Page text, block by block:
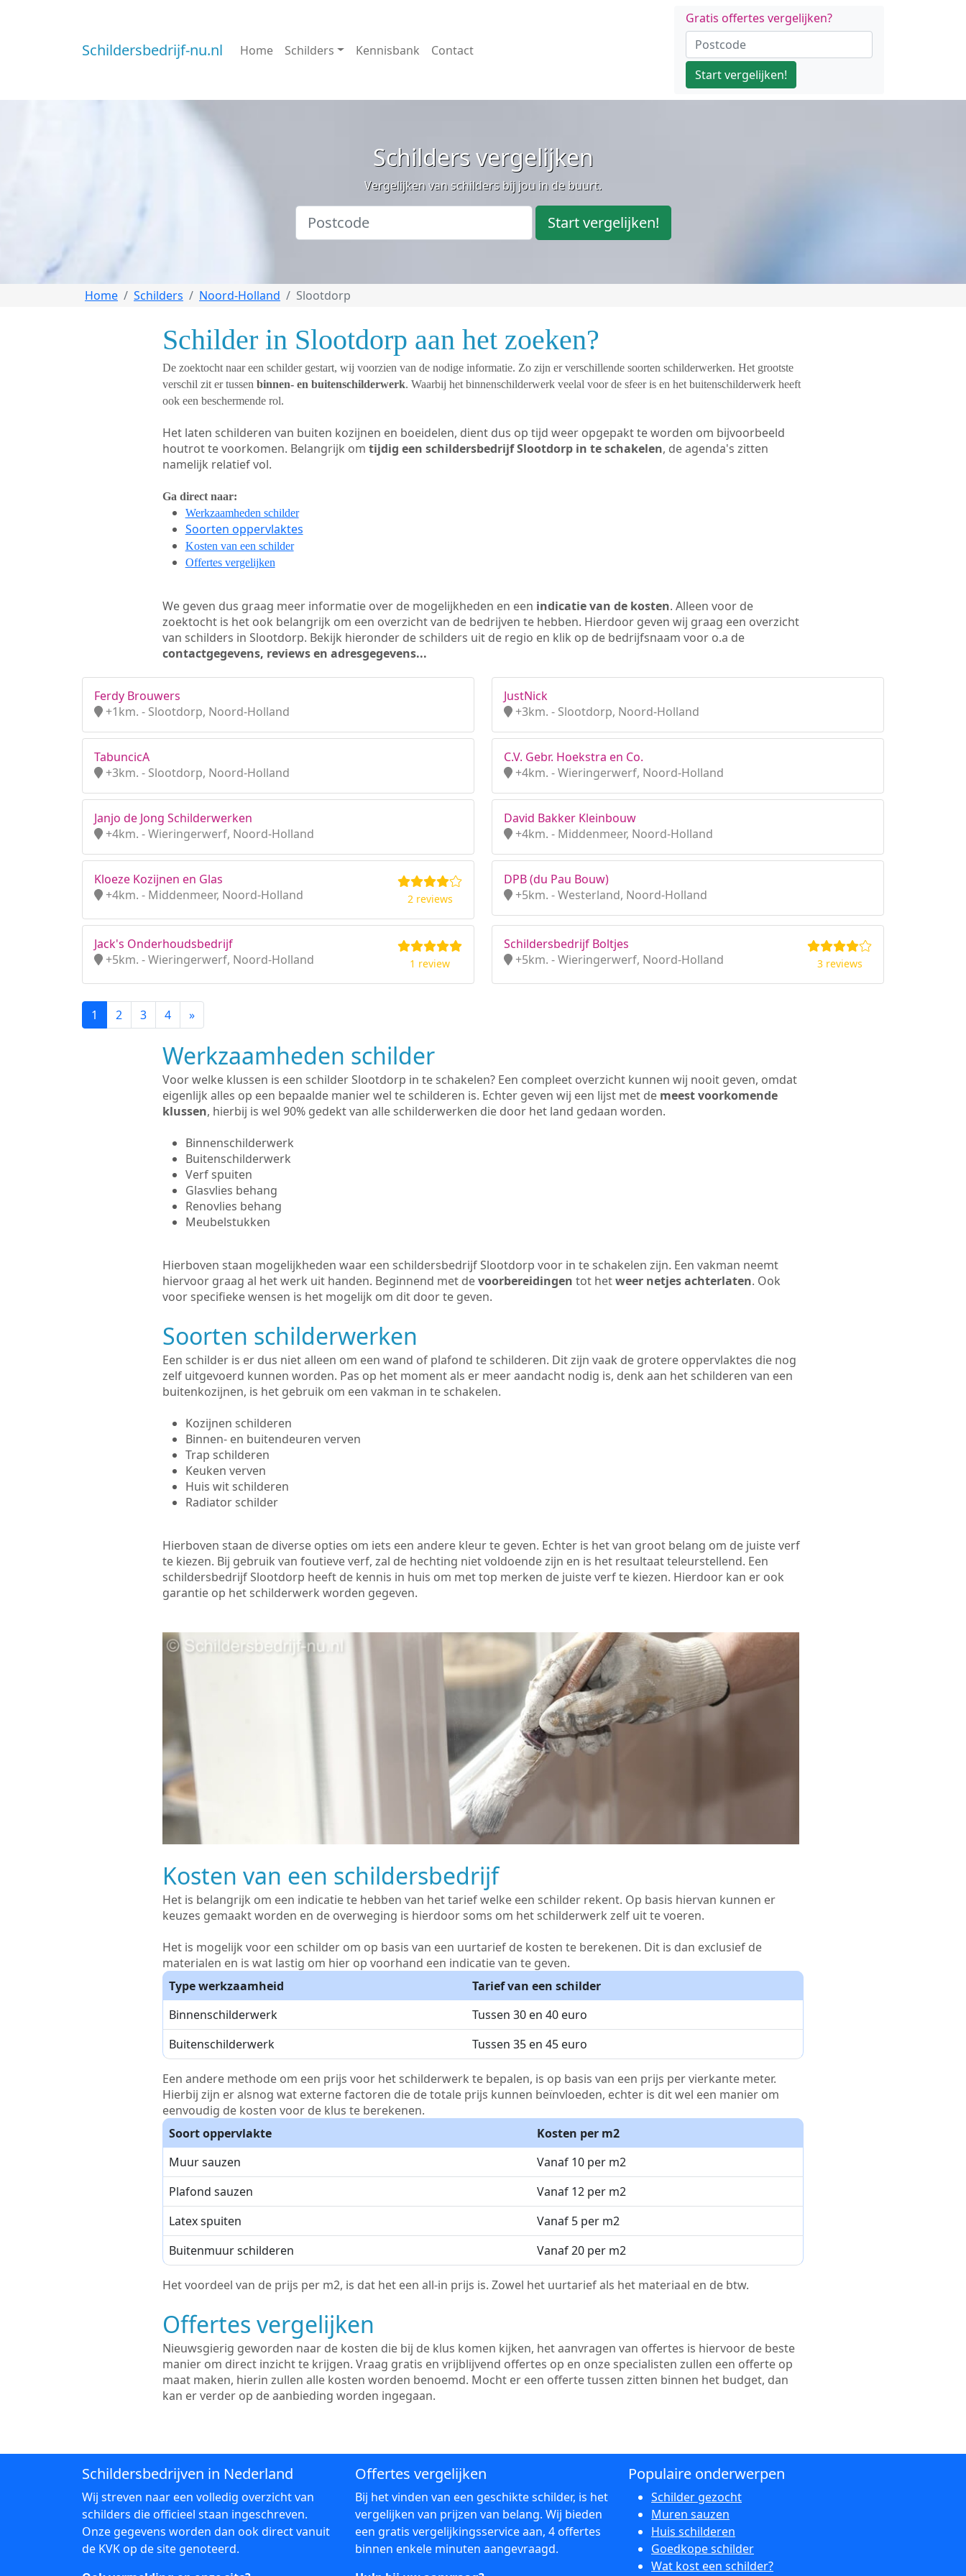
Schildersbedrijf-nu.nl Home Schilders Kennisbank Contact
Gratis offertes vergelijken?
Start vergelijken!
Schilders vergelijken
Vergelijken van schilders bij jou in de buurt.
Start vergelijken!
Home Schilders Noord-Holland Slootdorp
Schilder in Slootdorp aan het zoeken?
De zoektocht naar een schilder gestart, wij voorzien van de nodige informatie. Zo zijn er verschillende soorten schilderwerken. Het grootste
verschil zit er tussen binnen- en buitenschilderwerk. Waarbij het binnenschilderwerk veelal voor de sfeer is en het buitenschilderwerk heeft
ook een beschermende rol.
Het laten schilderen van buiten kozijnen en boeidelen, dient dus op tijd weer opgepakt te worden om bijvoorbeeld
houtrot te voorkomen. Belangrijk om tijdig een schildersbedrijf Slootdorp in te schakelen, de agenda's zitten
namelijk relatief vol.
Ga direct naar:
Werkzaamheden schilder
Soorten oppervlaktes
Kosten van een schilder
Offertes vergelijken
We geven dus graag meer informatie over de mogelijkheden en een indicatie van de kosten. Alleen voor de
zoektocht is het ook belangrijk om een overzicht van de bedrijven te hebben. Hierdoor geven wij graag een overzicht
van schilders in Slootdorp. Bekijk hieronder de schilders uit de regio en klik op de bedrijfsnaam voor o.a de
contactgegevens, reviews en adresgegevens...
Ferdy Brouwers
+1km. - Slootdorp, Noord-Holland
JustNick
+3km. - Slootdorp, Noord-Holland
TabuncicA
+3km. - Slootdorp, Noord-Holland
C.V. Gebr. Hoekstra en Co.
+4km. - Wieringerwerf, Noord-Holland
Janjo de Jong Schilderwerken
+4km. - Wieringerwerf, Noord-Holland
David Bakker Kleinbouw
+4km. - Middenmeer, Noord-Holland
Kloeze Kozijnen en Glas
+4km. - Middenmeer, Noord-Holland
2 reviews
DPB (du Pau Bouw)
+5km. - Westerland, Noord-Holland
Jack's Onderhoudsbedrijf
+5km. - Wieringerwerf, Noord-Holland
1 review
Schildersbedrijf Boltjes
+5km. - Wieringerwerf, Noord-Holland
3 reviews
1 2 3 4 »
Werkzaamheden schilder
Voor welke klussen is een schilder Slootdorp in te schakelen? Een compleet overzicht kunnen wij nooit geven, omdat
eigenlijk alles op een bepaalde manier wel te schilderen is. Echter geven wij een lijst met de meest voorkomende
klussen, hierbij is wel 90% gedekt van alle schilderwerken die door het land gedaan worden.
Binnenschilderwerk
Buitenschilderwerk
Verf spuiten
Glasvlies behang
Renovlies behang
Meubelstukken
Hierboven staan mogelijkheden waar een schildersbedrijf Slootdorp voor in te schakelen zijn. Een vakman neemt
hiervoor graag al het werk uit handen. Beginnend met devoorbereidingen tot hetweer netjes achterlaten. Ook
voor specifieke wensen is het mogelijk om dit door te geven.
Soorten schilderwerken
Een schilder is er dus niet alleen om een wand of plafond te schilderen. Dit zijn vaak de grotere oppervlaktes die nog
zelf uitgevoerd kunnen worden. Pas op het moment als er meer aandacht nodig is, denk aan het schilderen van een
buitenkozijnen, is het gebruik om een vakman in te schakelen.
Kozijnen schilderen
Binnen- en buitendeuren verven
Trap schilderen
Keuken verven
Huis wit schilderen
Radiator schilder
Hierboven staan de diverse opties om iets een andere kleur te geven. Echter is het van groot belang om de juiste verf
te kiezen. Bij gebruik van foutieve verf, zal de hechting niet voldoende zijn en is het resultaat teleurstellend. Een
schildersbedrijf Slootdorp heeft de kennis in huis om met top merken de juiste verf te kiezen. Hierdoor kan er ook
garantie op het schilderwerk worden gegeven.
Kosten van een schildersbedrijf
Het is belangrijk om een indicatie te hebben van het tarief welke een schilder rekent. Op basis hiervan kunnen er
keuzes gemaakt worden en de overweging is hierdoor soms om het schilderwerk zelf uit te voeren.
Het is mogelijk voor een schilder om op basis van een uurtarief de kosten te berekenen. Dit is dan exclusief de
materialen en is wat lastig om hier op voorhand een indicatie van te geven.
Type werkzaamheid
Tarief van een schilder
Binnenschilderwerk
Tussen 30 en 40 euro
Buitenschilderwerk
Tussen 35 en 45 euro
Een andere methode om een prijs voor het schilderwerk te bepalen, is op basis van een prijs per vierkante meter.
Hierbij zijn er alsnog wat externe factoren die de totale prijs kunnen beïnvloeden, echter is dit wel een manier om
eenvoudig de kosten voor de klus te berekenen.
Soort oppervlakte
Kosten per m2
Muur sauzen
Vanaf 10 per m2
Plafond sauzen
Vanaf 12 per m2
Latex spuiten
Vanaf 5 per m2
Buitenmuur schilderen
Vanaf 20 per m2
Het voordeel van de prijs per m2, is dat het een all-in prijs is. Zowel het uurtarief als het materiaal en de btw.
Offertes vergelijken
Nieuwsgierig geworden naar de kosten die bij de klus komen kijken, het aanvragen van offertes is hiervoor de beste
manier om direct inzicht te krijgen. Vraag gratis en vrijblijvend offertes op en onze specialisten zullen een offerte op
maat maken, hierin zullen alle kosten worden benoemd. Mocht er een offerte tussen zitten binnen het budget, dan
kan er verder op de aanbieding worden ingegaan.
Schildersbedrijven in Nederland
Wij streven naar een volledig overzicht van
schilders die officieel staan ingeschreven.
Onze gegevens worden dan ook direct vanuit
de KVK op de site genoteerd.
Offertes vergelijken
Bij het vinden van een geschikte schilder, is het
vergelijken van prijzen van belang. Wij bieden
een gratis vergelijkingsservice aan, 4 offertes
binnen enkele minuten aangevraagd.
Populaire onderwerpen
Schilder gezocht
Muren sauzen
Huis schilderen
Goedkope schilder
Wat kost een schilder?